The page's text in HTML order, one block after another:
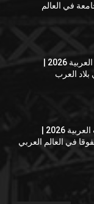
بلاد العرب
في العالم العربي